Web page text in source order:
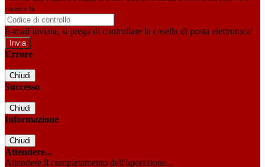
tramite la
E-mail inviata, si prega di controllare la casella di posta elettronica!
Errore
Chiudi
Successo
Chiudi
Informazione
Chiudi
Attendere...
Attendere il completamento dell'operazione...